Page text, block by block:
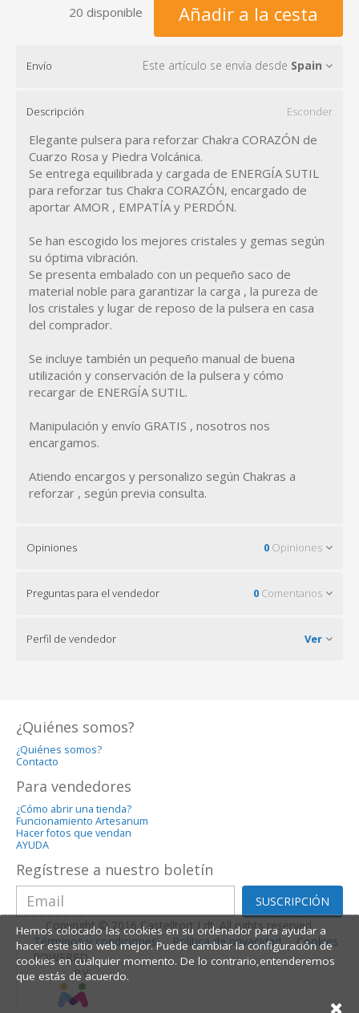
20 disponible Añadir a la cesta
Envío Este artículo se envía desde Spain
Descripción Esconder
Elegante pulsera para reforzar Chakra CORAZÓN de
Cuarzo Rosa y Piedra Volcánica.
Se entrega equilibrada y cargada de ENERGÍA SUTIL
para reforzar tus Chakra CORAZÓN, encargado de
aportar AMOR , EMPATÍA y PERDÓN.
Se han escogido los mejores cristales y gemas según
su óptima vibración.
Se presenta embalado con un pequeño saco de
material noble para garantizar la carga , la pureza de
los cristales y lugar de reposo de la pulsera en casa
del comprador.
Se incluye también un pequeño manual de buena
utilización y conservación de la pulsera y cómo
recargar de ENERGÍA SUTIL.
Manipulación y envío GRATIS , nosotros nos
encargamos.
Atiendo encargos y personalizo según Chakras a
reforzar , según previa consulta.
Opiniones 0 Opiniones
Preguntas para el vendedor 0 Comentarios
Perfil de vendedor Ver
¿Quiénes somos?
¿Quiénes somos?
Contacto
Para vendedores
¿Cómo abrir una tienda?
Funcionamiento Artesanum
Hacer fotos que vendan
AYUDA
Regístrese a nuestro boletín
SUSCRIPCIÓN
Copyright © 2016 Castelltort Ldt. All rights reserved.
Términos y condiciones
Política de privacidad
Cookies
POWERED
BY
Hemos colocado las cookies en su ordenador para ayudar a
hacer este sitio web mejor. Puede cambiar la configuración de
cookies en cualquier momento. De lo contrario,entenderemos
que estás de acuerdo.